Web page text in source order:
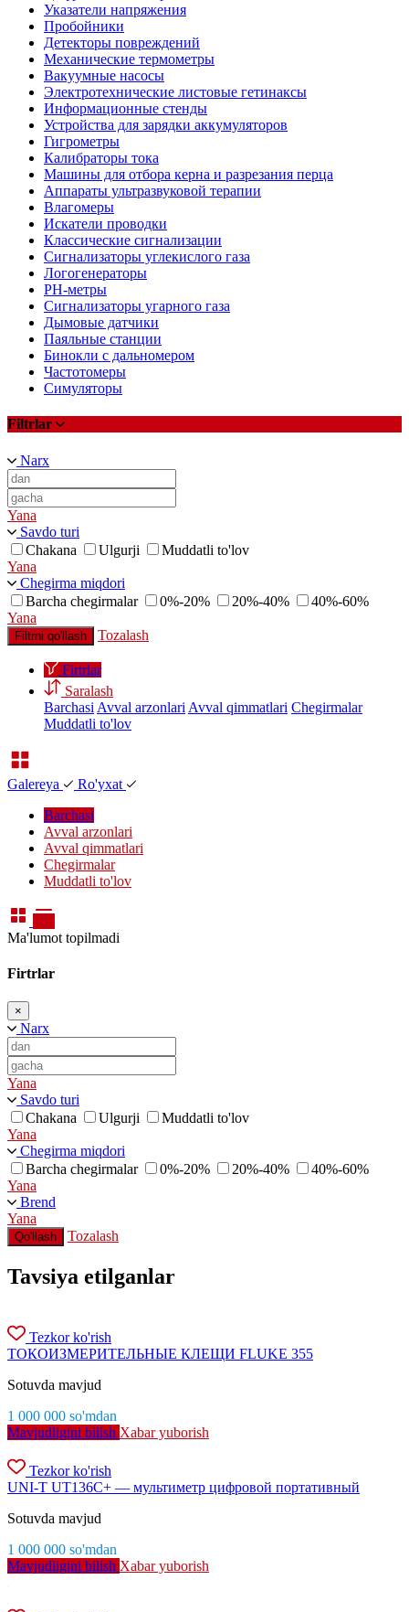
Указатели напряжения
Пробойники
Детекторы повреждений
Механические термометры
Вакуумные насосы
Электротехнические листовые гетинаксы
Информационные стенды
Устройства для зарядки аккумуляторов
Гигрометры
Калибраторы тока
Машины для отбора керна и разрезания перца
Аппараты ультразвуковой терапии
Влагомеры
Искатели проводки
Классические сигнализации
Сигнализаторы углекислого газа
Логогенераторы
PH-метры
Сигнализаторы угарного газа
Дымовые датчики
Паяльные станции
Бинокли с дальномером
Частотомеры
Симуляторы
Filtrlar
Narx
Yana
Savdo turi
Chakana
Ulgurji
Muddatli to'lov
Yana
Chegirma miqdori
Barcha chegirmalar
0%-20% 20%-40%
40%-60%
Yana
Filtrni qo'llash Tozalash
Firtrlar
Saralash
Barchasi Avval arzonlari Avval qimmatlari Chegirmalar
Muddatli to'lov
Galereya
Ro'yxat
Barchasi
Avval arzonlari
Avval qimmatlari
Chegirmalar
Muddatli to'lov
Ma'lumot topilmadi
Firtrlar
×
Narx
Yana
Savdo turi
Chakana
Ulgurji
Muddatli to'lov
Yana
Chegirma miqdori
Barcha chegirmalar
0%-20% 20%-40%
40%-60%
Yana
Brend
Yana
Qo'llash Tozalash
Tavsiya etilganlar
Tezkor ko'rish
ТОКОИЗМЕРИТЕЛЬНЫЕ КЛЕЩИ FLUKE 355
Sotuvda mavjud
1 000 000 so'mdan
Mavjudligini bilish Xabar yuborish
Tezkor ko'rish
UNI-T UT136C+ — мультиметр цифровой портативный
Sotuvda mavjud
1 000 000 so'mdan
Mavjudligini bilish Xabar yuborish